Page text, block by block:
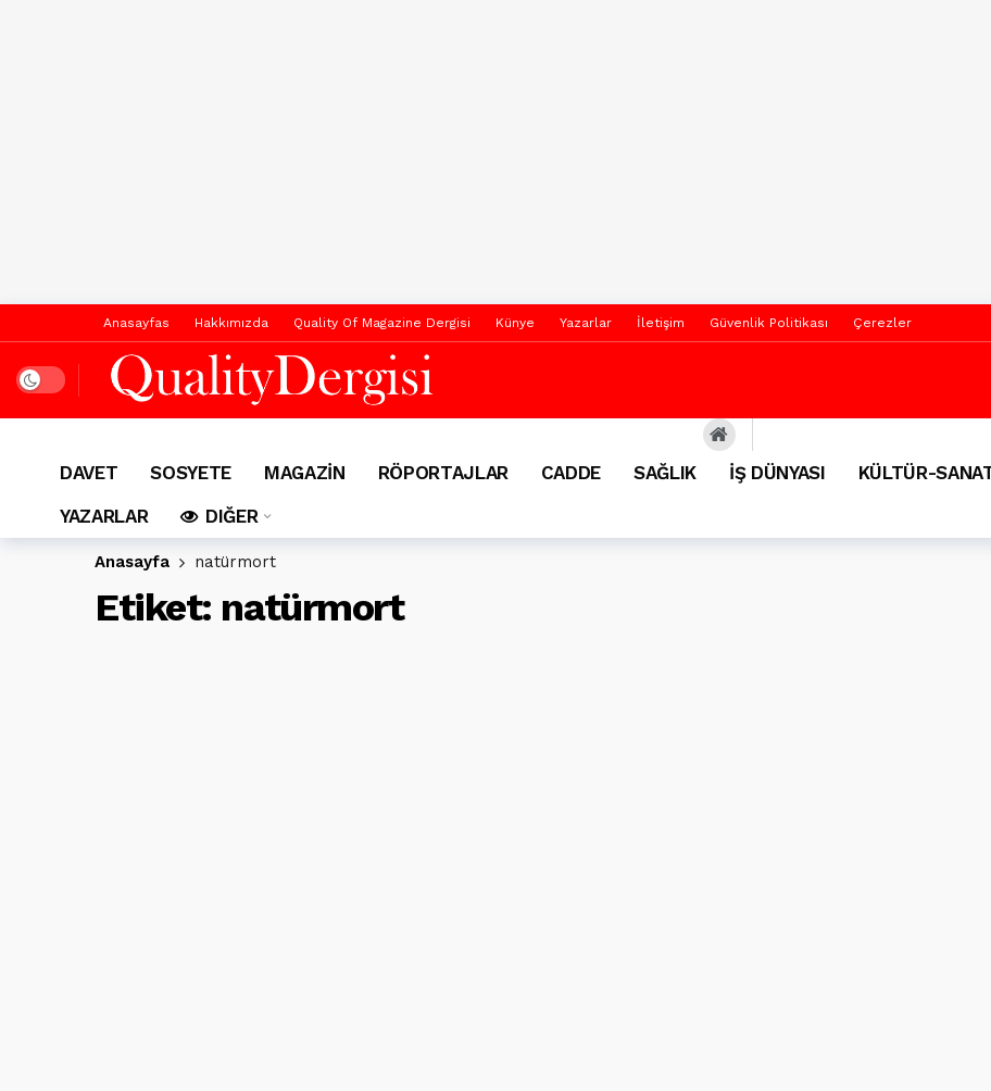
Anasayfas Hakkımızda Quality Of Magazine Dergisi Künye Yazarlar İletişim Güvenlik Politikası Çerezler
Dark mode
DAVET SOSYETE MAGAZİN RÖPORTAJLAR CADDE SAĞLIK İŞ DÜNYASI KÜLTÜR-
YAZARLAR
DIĞER
Anasayfa natürmort
Etiket: natürmort